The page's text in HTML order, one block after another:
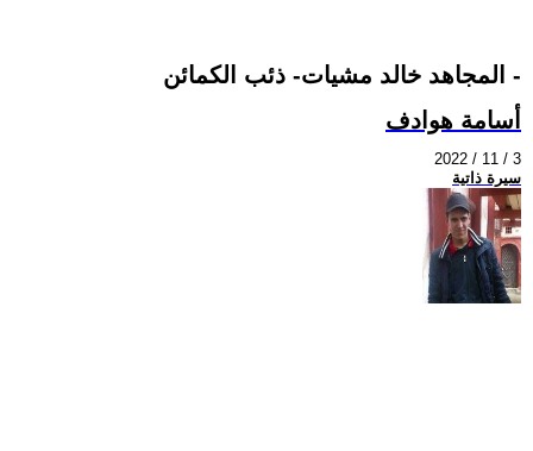
المجاهد خالد مشيات- ذئب الكمائن -
أسامة هوادف
2022 / 11 / 3
سيرة ذاتية